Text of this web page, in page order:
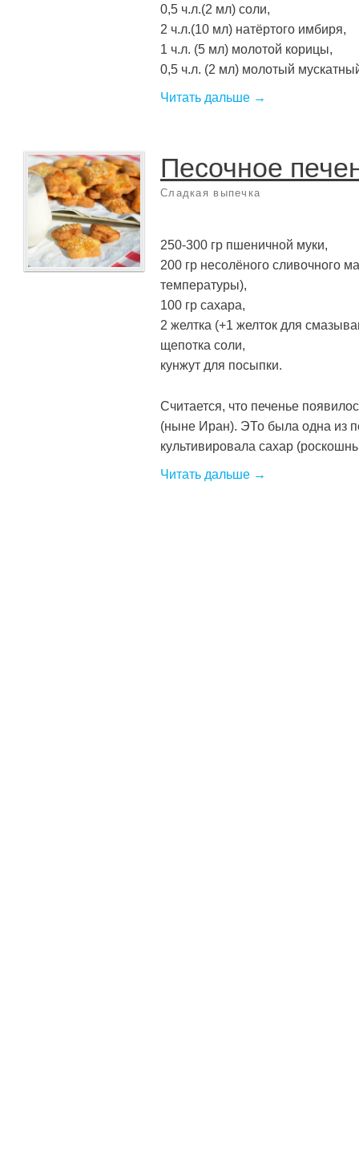
0,5 ч.л.(2 мл) соли,
2 ч.л.(10 мл) натёртого имбиря,
1 ч.л. (5 мл) молотой корицы,
0,5 ч.л. (2 мл) молотый
Читать дальше →
Песочное
Сладкая выпечка
250-300 гр пшеничной муки,
200 гр несолёного сливочного
температуры),
100 гр сахара,
2 желтка (+1 желток для
щепотка соли,
кунжут для посыпки.
Считается, что печенье
(ныне Иран). ЭТо была одна из
культивировала сахар
Читать дальше →